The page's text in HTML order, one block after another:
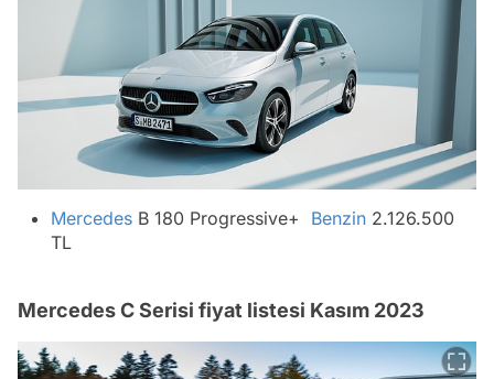
Mercedes B 180 Progressive+ Benzin 2.126.500
TL
Mercedes C Serisi fiyat listesi Kasım 2023